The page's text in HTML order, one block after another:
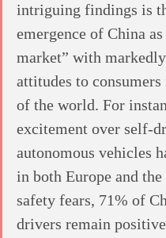
intriguing findings is
emergence of China as
market” with
attitudes to consumers
of the world. For
excitement over self-
autonomous vehicles
in both Europe and the
safety fears, 71% of
drivers remain